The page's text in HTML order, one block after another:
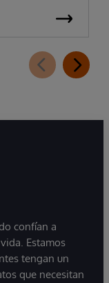
confían a
Estamos
tengan un
que necesitan